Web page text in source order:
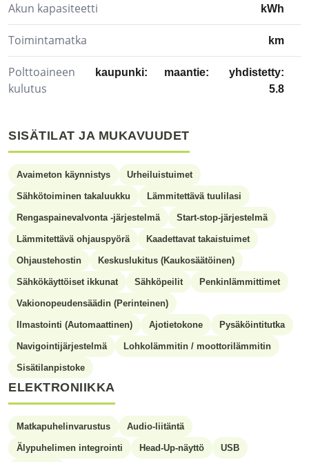
Akun kapasiteetti kWh
Toimintamatka km
Polttoaineen
kulutus
kaupunki: maantie:
yhdistetty:
5.8
SISÄTILAT JA MUKAVUUDET
Avaimeton käynnistys Urheiluistuimet
Sähkötoiminen takaluukku Lämmitettävä tuulilasi
Rengaspainevalvonta -järjestelmä Start-stop-järjestelmä
Lämmitettävä ohjauspyörä Kaadettavat takaistuimet
Ohjaustehostin Keskuslukitus (Kaukosäätöinen)
Sähkökäyttöiset ikkunat Sähköpeilit Penkinlämmittimet
Vakionopeudensäädin (Perinteinen)
Ilmastointi (Automaattinen) Ajotietokone Pysäköintitutka
Navigointijärjestelmä Lohkolämmitin / moottorilämmitin
Sisätilanpistoke
ELEKTRONIIKKA
Matkapuhelinvarustus Audio-liitäntä
Älypuhelimen integrointi Head-Up-näyttö USB